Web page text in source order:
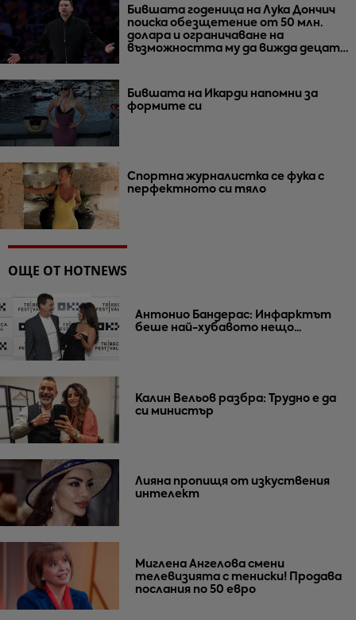
Бившата годеница на Лука Дончич
поиска обезщетение от 50 млн.
долара и ограничаване на
възможността му да вижда децата
Бившата на Икарди напомни за
формите си
Спортна журналистка се фука с
перфектното си тяло
ОЩЕ ОТ HOTNEWS
Антонио Бандерас: Инфарктът
беше най-хубавото нещо...
Калин Вельов разбра: Трудно е да
си министър
Лияна пропищя от изкуствения
интелект
Миглена Ангелова смени
телевизията с тениски! Продава
послания по 50 евро